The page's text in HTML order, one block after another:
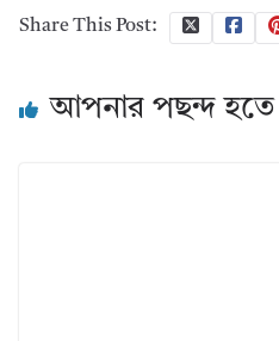
Share This Post:
আপনার পছন্দ হতে